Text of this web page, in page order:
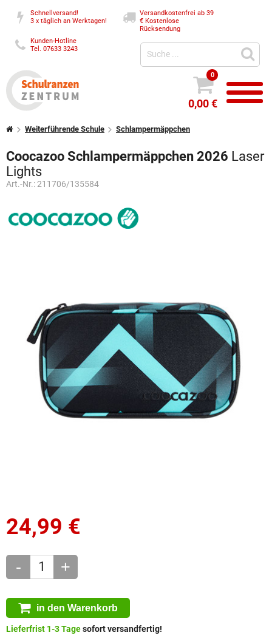
Schnellversand!
3 x täglich an Werktagen!
Versandkostenfrei ab 39
€Kostenlose
Rücksendung
Kunden-Hotline
Tel. 07633 3243
0
0,00 €
Weiterführende Schule Schlampermäppchen
Coocazoo Schlampermäppchen 2026 Laser
Lights
Art.-Nr.:211706/135584
24,99 €
- +
in den Warenkorb
Lieferfrist 1-3 Tagesofort versandfertig!